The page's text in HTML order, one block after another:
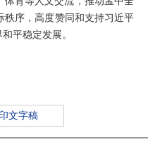
秩序，高度赞同和支持习近平
平稳定发展。
文字稿